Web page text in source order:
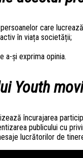
care
în viața societății;
a-și exprima opinia.
Youth
încurajarea
publicului cu
lucrătorilor de